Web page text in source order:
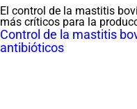
El control de la mastitis
más críticos para la
Control de la mastitis
antibióticos